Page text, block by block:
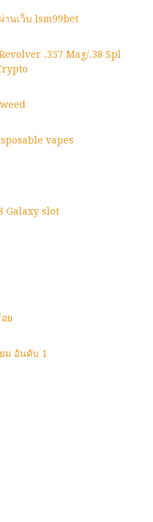
นเว็บ lsm99bet
.357 Mag/.38 Spl
vapes
Galaxy slot
ย
ม อันดับ 1